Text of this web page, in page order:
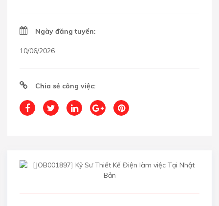
Ngày đăng tuyển:
10/06/2026
Chia sẻ công việc: